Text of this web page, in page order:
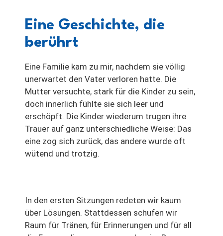
Eine Geschichte, die
berührt
Eine Familie kam zu mir, nachdem sie völlig
unerwartet den Vater verloren hatte. Die
Mutter versuchte, stark für die Kinder zu sein,
doch innerlich fühlte sie sich leer und
erschöpft. Die Kinder wiederum trugen ihre
Trauer auf ganz unterschiedliche Weise: Das
eine zog sich zurück, das andere wurde oft
wütend und trotzig.
In den ersten Sitzungen redeten wir kaum
über Lösungen. Stattdessen schufen wir
Raum für Tränen, für Erinnerungen und für all